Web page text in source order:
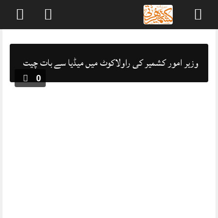
Skip
content
وزیر امور کشمیر کی راولاکوٹ میں میڈیا سے بات چیت
0